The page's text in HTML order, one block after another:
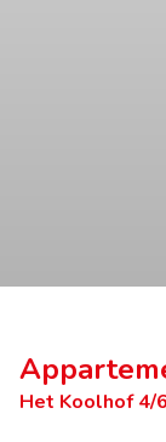
Het Koolhof 4/